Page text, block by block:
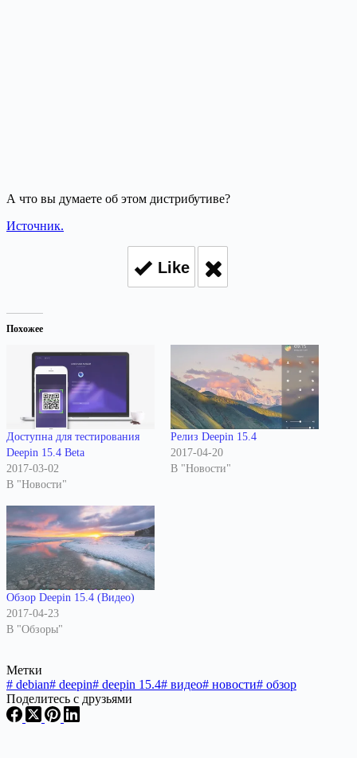
А что вы думаете об этом дистрибутиве?
Источник.
Like
Похожее
Доступна для тестирования
Deepin 15.4 Beta
2017-03-02
В "Новости"
Релиз Deepin 15.4
2017-04-20
В "Новости"
Обзор Deepin 15.4 (Видео)
2017-04-23
В "Обзоры"
Метки
# debian# deepin# deepin 15.4# видео# новости# обзор
Поделитесь с друзьями